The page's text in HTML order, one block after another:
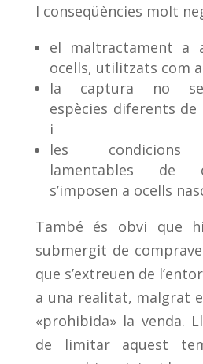
I conseqüències molt
el maltractament a
ocells, utilitzats com
la captura no
espècies diferents
i
les condicions
lamentables de
s’imposen a ocells
També és obvi que
submergit de
que s’extreuen de
a una realitat, malgrat
«prohibida» la venda.
de limitar aquest